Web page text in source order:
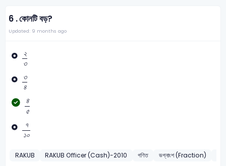
6 .কোনটি বড়?
Updated: 9 months ago
২
৩
২৩
৩
৪
৩৪
৪
৫
৪৫
৭
১০
৭১
RAKUB RAKUB Officer (Cash)-2010 গণিত ভগ্নাংশ (Fraction)